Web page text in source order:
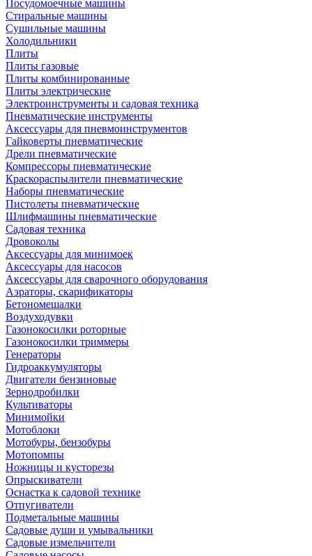
Посудомоечные машины
Стиральные машины
Сушильные машины
Холодильники
Плиты
Плиты газовые
Плиты комбинированные
Плиты электрические
Электроинструменты и садовая техника
Пневматические инструменты
Аксессуары для пневмоинструментов
Гайковерты пневматические
Дрели пневматические
Компрессоры пневматические
Краскораспылители пневматические
Наборы пневматические
Пистолеты пневматические
Шлифмашины пневматические
Садовая техника
Дровоколы
Аксессуары для минимоек
Аксессуары для насосов
Аксессуары для сварочного оборудования
Аэраторы, скарификаторы
Бетономешалки
Воздуходувки
Газонокосилки роторные
Газонокосилки триммеры
Генераторы
Гидроаккумуляторы
Двигатели бензиновые
Зернодробилки
Культиваторы
Минимойки
Мотоблоки
Мотобуры, бензобуры
Мотопомпы
Ножницы и кусторезы
Опрыскиватели
Оснастка к садовой технике
Отпугиватели
Подметальные машины
Садовые души и умывальники
Садовые измельчители